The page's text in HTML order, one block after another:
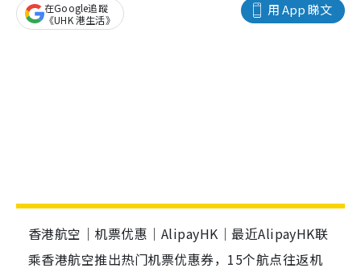
用 App 睇文
在Google追蹤
《UHK 港生活》
香港航空｜机票优惠｜AlipayHK｜最近AlipayHK联
乘香港航空推出热门机票优惠券，15个航点往返机